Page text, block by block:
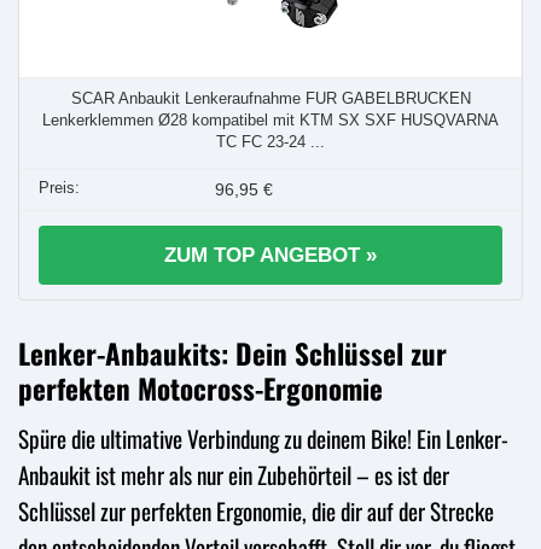
SCAR Anbaukit Lenkeraufnahme FUR GABELBRUCKEN
Lenkerklemmen Ø28 kompatibel mit KTM SX SXF HUSQVARNA
TC FC 23-24 ...
96,95 €
ZUM TOP ANGEBOT »
Lenker-Anbaukits: Dein Schlüssel zur
perfekten Motocross-Ergonomie
Spüre die ultimative Verbindung zu deinem Bike! Ein Lenker-
Anbaukit ist mehr als nur ein Zubehörteil – es ist der
Schlüssel zur perfekten Ergonomie, die dir auf der Strecke